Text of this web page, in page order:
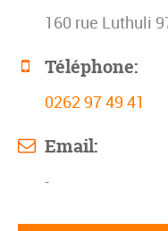
160 rue Luthuli
Téléphone:
0262 97 49 41
Email:
-